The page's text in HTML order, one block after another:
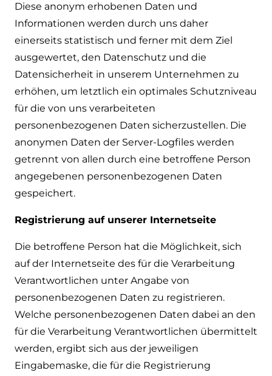
Diese anonym erhobenen Daten und
Informationen werden durch uns daher
einerseits statistisch und ferner mit dem Ziel
ausgewertet, den Datenschutz und die
Datensicherheit in unserem Unternehmen zu
erhöhen, um letztlich ein optimales Schutzniveau
für die von uns verarbeiteten
personenbezogenen Daten sicherzustellen. Die
anonymen Daten der Server-Logfiles werden
getrennt von allen durch eine betroffene Person
angegebenen personenbezogenen Daten
gespeichert.
Registrierung auf unserer Internetseite
Die betroffene Person hat die Möglichkeit, sich
auf der Internetseite des für die Verarbeitung
Verantwortlichen unter Angabe von
personenbezogenen Daten zu registrieren.
Welche personenbezogenen Daten dabei an den
für die Verarbeitung Verantwortlichen übermittelt
werden, ergibt sich aus der jeweiligen
Eingabemaske, die für die Registrierung